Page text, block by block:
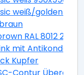
weiß/golden oak
RAL 8012 2300
mit
Kupfer